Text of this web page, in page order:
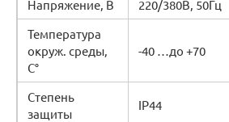
Напряжение, В
220/380В, 50Гц
Температура
окруж. среды,
C°
-40 …до +70
Степень
защиты
IP44